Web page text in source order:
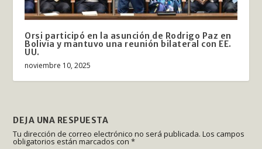
Orsi participó en la asunción de Rodrigo Paz en
Bolivia y mantuvo una reunión bilateral con EE.
UU.
noviembre 10, 2025
DEJA UNA RESPUESTA
Tu dirección de correo electrónico no será publicada. Los campos
obligatorios están marcados con*